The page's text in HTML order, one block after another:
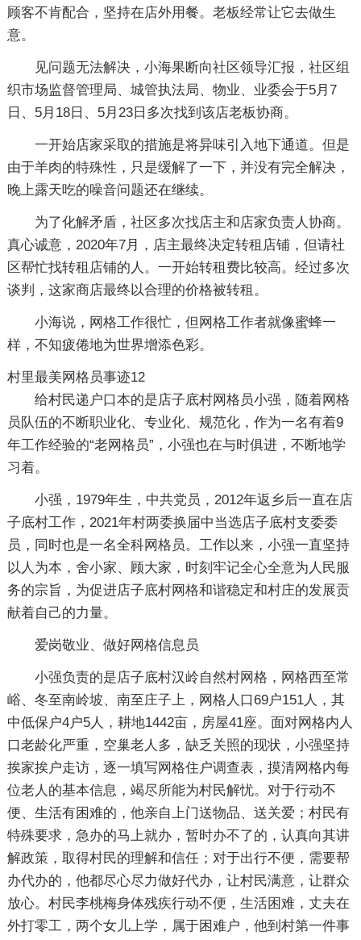
顾客不肯配合，坚持在店外用餐。老板经常让它去做生
意。
见问题无法解决，小海果断向社区领导汇报，社区组
织市场监督管理局、城管执法局、物业、业委会于5月7
日、5月18日、5月23日多次找到该店老板协商。
一开始店家采取的措施是将异味引入地下通道。但是
由于羊肉的特殊性，只是缓解了一下，并没有完全解决，
晚上露天吃的噪音问题还在继续。
为了化解矛盾，社区多次找店主和店家负责人协商。
真心诚意，2020年7月，店主最终决定转租店铺，但请社
区帮忙找转租店铺的人。一开始转租费比较高。经过多次
谈判，这家商店最终以合理的价格被转租。
小海说，网格工作很忙，但网格工作者就像蜜蜂一
样，不知疲倦地为世界增添色彩。
村里最美网格员事迹12
给村民递户口本的是店子底村网格员小强，随着网格
员队伍的不断职业化、专业化、规范化，作为一名有着9
年工作经验的“老网格员”，小强也在与时俱进，不断地学
习着。
小强，1979年生，中共党员，2012年返乡后一直在店
子底村工作，2021年村两委换届中当选店子底村支委委
员，同时也是一名全科网格员。工作以来，小强一直坚持
以人为本，舍小家、顾大家，时刻牢记全心全意为人民服
务的宗旨，为促进店子底村网格和谐稳定和村庄的发展贡
献着自己的力量。
爱岗敬业、做好网格信息员
小强负责的是店子底村汉岭自然村网格，网格西至常
峪、冬至南岭坡、南至庄子上，网格人口69户151人，其
中低保户4户5人，耕地1442亩，房屋41座。面对网格内人
口老龄化严重，空巢老人多，缺乏关照的现状，小强坚持
挨家挨户走访，逐一填写网格住户调查表，摸清网格内每
位老人的基本信息，竭尽所能为村民解忧。对于行动不
便、生活有困难的，他亲自上门送物品、送关爱；村民有
特殊要求，急办的马上就办，暂时办不了的，认真向其讲
解政策，取得村民的理解和信任；对于出行不便，需要帮
办代办的，他都尽心尽力做好代办，让村民满意，让群众
放心。村民李桃梅身体残疾行动不便，生活困难，丈夫在
外打零工，两个女儿上学，属于困难户，他到村第一件事